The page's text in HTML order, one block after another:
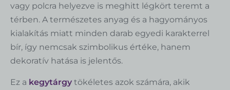
vagy polcra helyezve is meghitt légkört teremt a
térben. A természetes anyag és a hagyományos
kialakítás miatt minden darab egyedi karakterrel
bír, így nemcsak szimbolikus értéke, hanem
dekoratív hatása is jelentős.
Ez a kegytárgy tökéletes azok számára, akik